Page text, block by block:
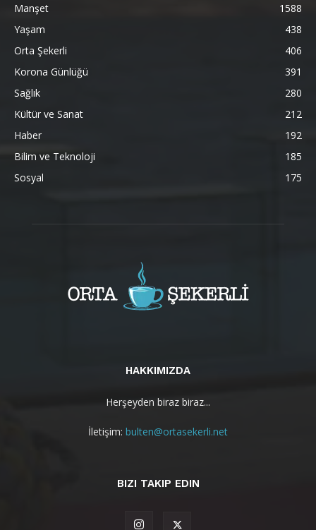
Manşet
1588
Yaşam
438
Orta Şekerli
406
Korona Günlüğü
391
Sağlık
280
Kültür ve Sanat
212
Haber
192
Bilim ve Teknoloji
185
Sosyal
175
HAKKIMIZDA
Herşeyden biraz biraz...
İletişim: bulten@ortasekerli.net
BIZI TAKIP EDIN